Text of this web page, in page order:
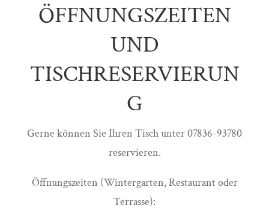
ÖFFNUNGSZEITEN
UND
TISCHRESERVIERUN
G
Gerne können Sie Ihren Tisch unter 07836-93780
reservieren.
Öffnungszeiten (Wintergarten, Restaurant oder
Terrasse):